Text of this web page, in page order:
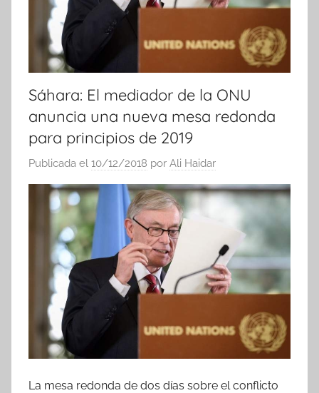
Sáhara: El mediador de la ONU
anuncia una nueva mesa redonda
para principios de 2019
Publicada el 10/12/2018 por Ali Haidar
La mesa redonda de dos días sobre el conflicto